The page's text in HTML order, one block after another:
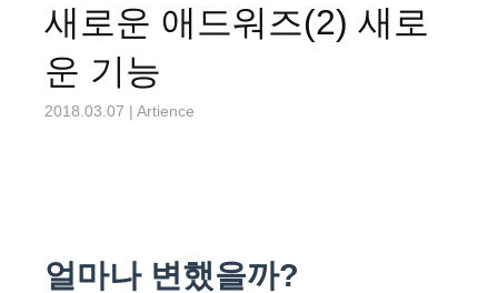
새로운 애드워즈(2) 새로
운 기능
2018.03.07 | Artience
얼마나 변했을까?